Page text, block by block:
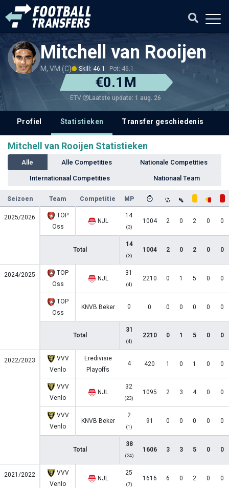
Mitchell van Rooijen
M, VM (C) Skill: 46.1 Pot: 46.1
€0.1M
ETV Laatste update: 1 aug. 26
Profiel Statistieken Transfer geschiedenis
Mitchell van Rooijen Statistieken
Alle Alle Competities Nationale Competities
Internationaal Competities Nationaal Team
Seizoen Team Competitie MP
2025/2026
TOP
Oss
NJL
14
(3)
1004 2 0 2 0 0
Total
14
(3)
1004 2 0 2 0 0
2024/2025
TOP
Oss
NJL
31
(4)
2210 0 1 5 0 0
TOP
Oss
KNVB Beker 0 0 0 0 0 0 0
Total
31
(4)
2210 0 1 5 0 0
2022/2023
VVV
Venlo
Eredivisie
Playoffs
4 420 1 0 1 0 0
VVV
Venlo
NJL
32
(23)
1095 2 3 4 0 0
VVV
Venlo
KNVB Beker
2
(1)
91 0 0 0 0 0
Total
38
(24)
1606 3 3 5 0 0
2021/2022
VVV
Venlo
NJL
25
(7)
1616 6 0 2 0 0